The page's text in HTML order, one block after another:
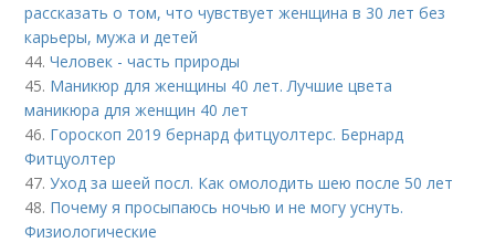
рассказать о том, что чувствует женщина в 30 лет без
карьеры, мужа и детей
44.Человек - часть природы
45. Маникюр для женщины 40 лет. Лучшие цвета
маникюра для женщин 40 лет
46. Гороскоп 2019 бернард фитцуолтерс. Бернард
Фитцуолтер
47.Уход за шеей посл. Как омолодить шею после 50 лет
48. Почему я просыпаюсь ночью и не могу уснуть.
Физиологические